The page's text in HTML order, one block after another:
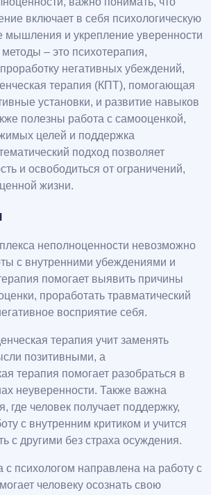
включает в себя психологическую
мышления и укрепление уверенности
– это психотерапия,
негативных убеждений,
терапия (КПТ), помогающая
установки, и развитие навыков
полезны работа с самооценкой,
целей и поддержка
подход позволяет
и освободиться от ограничений,
жизни.
неполноценности невозможно
с внутренними убеждениями и
помогает выявить причины
проработать травматический
восприятие себя.
терапия учит заменять
позитивными, а
терапия помогает разобраться в
неуверенности. Также важна
где человек получает поддержку,
с внутренним критиком и учится
с другими без страха осуждения.
с психологом направлена на работу с
человеку осознать свою